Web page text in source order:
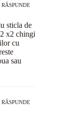
RĂSPUNDE
sticla de
x2 chingi
cu
sau
RĂSPUNDE